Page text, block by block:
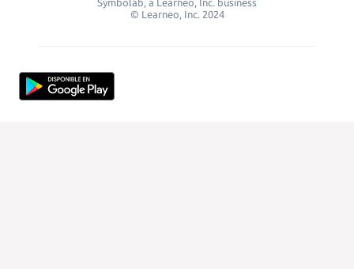
Symbolab, a Learneo, Inc. business
© Learneo, Inc. 2024